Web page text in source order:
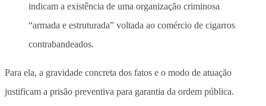
indicam a existência de uma organização criminosa
“armada e estruturada” voltada ao comércio de cigarros
contrabandeados.
Para ela, a gravidade concreta dos fatos e o modo de atuação
justificam a prisão preventiva para garantia da ordem pública.